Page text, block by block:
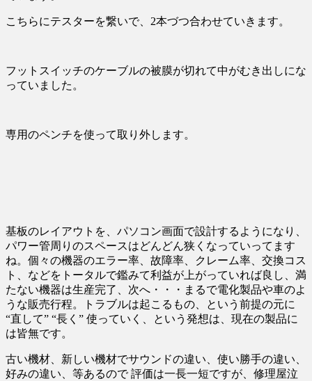
こちらにテスターを繋いで、2本づつ合わせていきます。
フットスイッチのケーブルの被膜が切れて中がむき出しにな
っていました。
専用のペンチを使って取り外します。
基板のレイアウトを、パソコン画面で設計するようになり、
パワー管周りのスペースはどんどん狭くなっていってます
ね。個々の機器のエラー率、故障率、クレーム率、交換コス
ト、などをトータルで鑑みて利益が上がっていれば良し、満
たない機器は生産完了、次へ・・・まるで電化製品や車のよ
うな販売行程。トラブルは起こるもの、という前提の元に
“直して” “長く” 使っていく、という発想は、現在の製品に
は皆無です。
古い機材、新しい機材でサウンドの違い、使い勝手の違い、
好みの違い、等あるので 評価は一長一短ですが、修理屋泣